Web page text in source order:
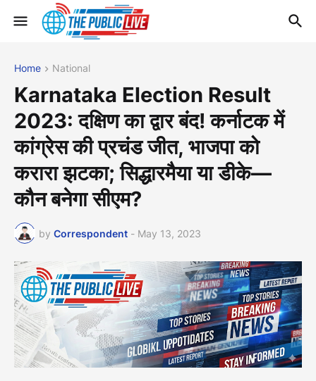
Home National
Karnataka Election Result
2023: दक्षिण का द्वार बंद! कर्नाटक में
कांग्रेस की प्रचंड जीत, भाजपा को
करारा झटका; सिद्धारमैया या डीके—
कौन बनेगा सीएम?
by Correspondent - May 13, 2023